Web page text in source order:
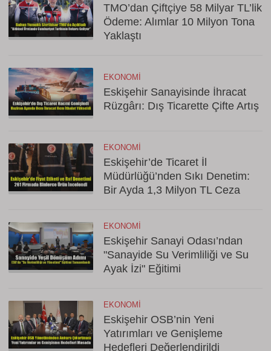
TMO’dan Çiftçiye 58 Milyar TL’lik
Ödeme: Alımlar 10 Milyon Tona
Yaklaştı
EKONOMI
Eskişehir Sanayisinde İhracat
Rüzgârı: Dış Ticarette Çifte Artış
EKONOMI
Eskişehir’de Ticaret İl
Müdürlüğü’nden Sıkı Denetim:
Bir Ayda 1,3 Milyon TL Ceza
EKONOMI
Eskişehir Sanayi Odası’ndan
"Sanayide Su Verimliliği ve Su
Ayak İzi" Eğitimi
EKONOMI
Eskişehir OSB’nin Yeni
Yatırımları ve Genişleme
Hedefleri Değerlendirildi